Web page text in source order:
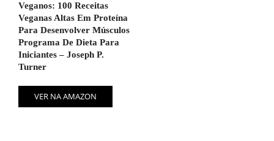
Veganos: 100 Receitas
Veganas Altas Em Proteína
Para Desenvolver Músculos
Programa De Dieta Para
Iniciantes – Joseph P.
Turner
VER NA AMAZON